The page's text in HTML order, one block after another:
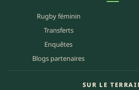
Rugby féminin
Transferts
Enquêtes
Blogs partenaires
SUR LE